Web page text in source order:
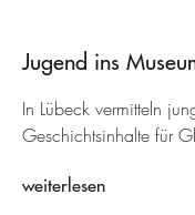
Jugend ins
In Lübeck vermitteln
Geschichtsinhalte für
weiterlesen